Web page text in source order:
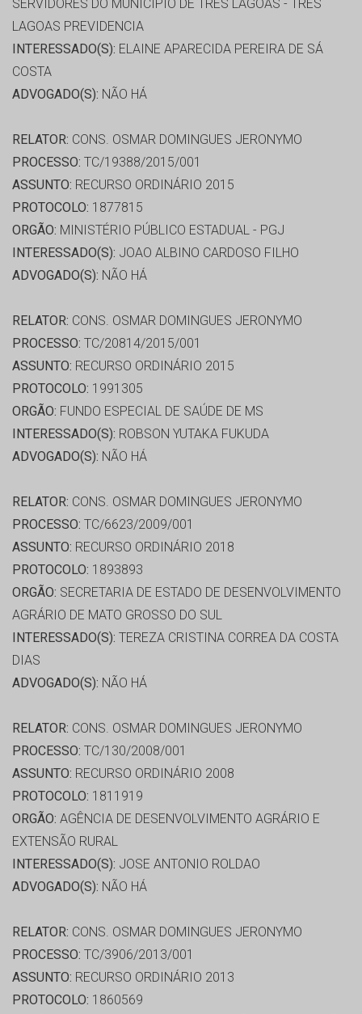
SERVIDORES DO MUNICIPIO DE TRES LAGOAS - TRES
LAGOAS PREVIDENCIA
INTERESSADO(S): ELAINE APARECIDA PEREIRA DE SÁ
COSTA
ADVOGADO(S): NÃO HÁ
RELATOR: CONS. OSMAR DOMINGUES JERONYMO
PROCESSO: TC/19388/2015/001
ASSUNTO: RECURSO ORDINÁRIO 2015
PROTOCOLO: 1877815
ORGÃO: MINISTÉRIO PÚBLICO ESTADUAL - PGJ
INTERESSADO(S): JOAO ALBINO CARDOSO FILHO
ADVOGADO(S): NÃO HÁ
RELATOR: CONS. OSMAR DOMINGUES JERONYMO
PROCESSO: TC/20814/2015/001
ASSUNTO: RECURSO ORDINÁRIO 2015
PROTOCOLO: 1991305
ORGÃO: FUNDO ESPECIAL DE SAÚDE DE MS
INTERESSADO(S): ROBSON YUTAKA FUKUDA
ADVOGADO(S): NÃO HÁ
RELATOR: CONS. OSMAR DOMINGUES JERONYMO
PROCESSO: TC/6623/2009/001
ASSUNTO: RECURSO ORDINÁRIO 2018
PROTOCOLO: 1893893
ORGÃO: SECRETARIA DE ESTADO DE DESENVOLVIMENTO
AGRÁRIO DE MATO GROSSO DO SUL
INTERESSADO(S): TEREZA CRISTINA CORREA DA COSTA
DIAS
ADVOGADO(S): NÃO HÁ
RELATOR: CONS. OSMAR DOMINGUES JERONYMO
PROCESSO: TC/130/2008/001
ASSUNTO: RECURSO ORDINÁRIO 2008
PROTOCOLO: 1811919
ORGÃO: AGÊNCIA DE DESENVOLVIMENTO AGRÁRIO E
EXTENSÃO RURAL
INTERESSADO(S): JOSE ANTONIO ROLDAO
ADVOGADO(S): NÃO HÁ
RELATOR: CONS. OSMAR DOMINGUES JERONYMO
PROCESSO: TC/3906/2013/001
ASSUNTO: RECURSO ORDINÁRIO 2013
PROTOCOLO: 1860569